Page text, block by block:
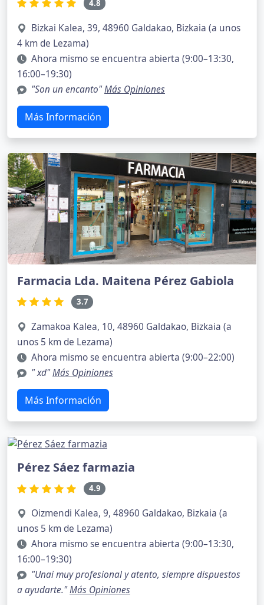
4.8
Bizkai Kalea, 39, 48960 Galdakao, Bizkaia (a unos
4 km de Lezama)
Ahora mismo se encuentra abierta (9:00–13:30,
16:00–19:30)
"Son un encanto"Más Opiniones
Más Información
Farmacia Lda. Maitena Pérez Gabiola
3.7
Zamakoa Kalea, 10, 48960 Galdakao, Bizkaia (a
unos 5 km de Lezama)
Ahora mismo se encuentra abierta (9:00–22:00)
" xd"Más Opiniones
Más Información
Pérez Sáez farmazia
4.9
Oizmendi Kalea, 9, 48960 Galdakao, Bizkaia (a
unos 5 km de Lezama)
Ahora mismo se encuentra abierta (9:00–13:30,
16:00–19:30)
"Unai muy profesional y atento, siempre dispuestos
a ayudarte."Más Opiniones